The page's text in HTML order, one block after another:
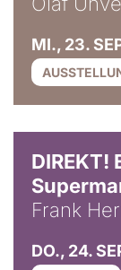
MI., 23.
Frank
DO., 24.